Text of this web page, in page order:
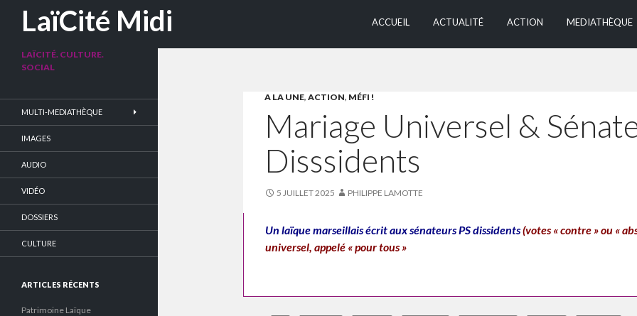
LaïCité Midi
Recherche
ACCUEIL
ACTUALITÉ ACTION MEDIATHÈQUE
A LA UNE, ACTION, MÉFI !
Mariage Universel &
Disssidents
5 JUILLET 2025 PHILIPPE LAMOTTE
Un laïque marseillais écrit aux sénateurs PS dissidents(votes « contre » ou «
universel, appelé « pour tous »
LAÏCITÉ. CULTURE.
SOCIAL
MULTI-MEDIATHÈQUE
IMAGES
AUDIO
VIDÉO
DOSSIERS
CULTURE
ARTICLES RÉCENTS
Patrimoine Laïque